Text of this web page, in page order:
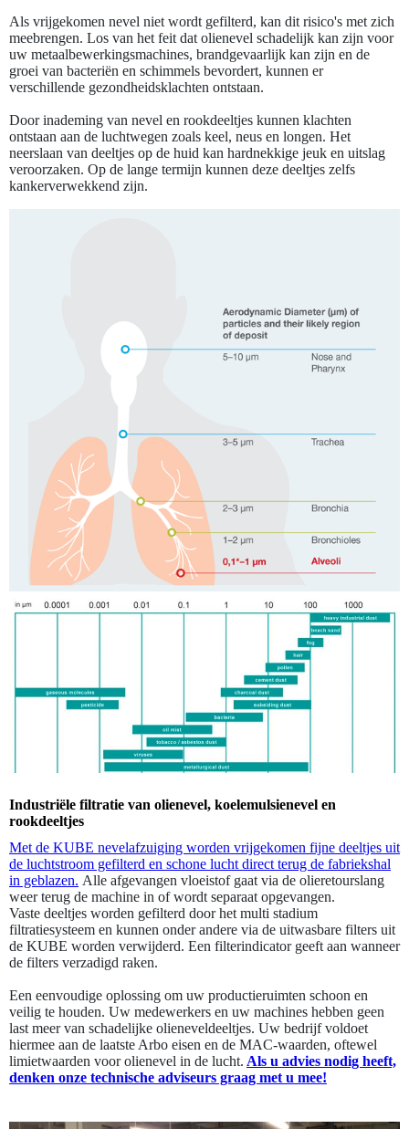
Als vrijgekomen nevel niet wordt gefilterd, kan dit risico's met zich
meebrengen. Los van het feit dat olienevel schadelijk kan zijn voor
uw metaalbewerkingsmachines, brandgevaarlijk kan zijn en de
groei van bacteriën en schimmels bevordert, kunnen er
verschillende gezondheidsklachten ontstaan.
Door inademing van nevel en rookdeeltjes kunnen klachten
ontstaan aan de luchtwegen zoals keel, neus en longen. Het
neerslaan van deeltjes op de huid kan hardnekkige jeuk en uitslag
veroorzaken. Op de lange termijn kunnen deze deeltjes zelfs
kankerverwekkend zijn.
Industriële filtratie van olienevel, koelemulsienevel en
rookdeeltjes
Met de KUBE nevelafzuiging worden vrijgekomen fijne deeltjes uit
de luchtstroom gefilterd en schone lucht direct terug de fabriekshal
in geblazen. Alle afgevangen vloeistof gaat via de olieretourslang
weer terug de machine in of wordt separaat opgevangen.
Vaste deeltjes worden gefilterd door het multi stadium
filtratiesysteem en kunnen onder andere via de uitwasbare filters uit
de KUBE worden verwijderd. Een filterindicator geeft aan wanneer
de filters verzadigd raken.
Een eenvoudige oplossing om uw productieruimten schoon en
veilig te houden. Uw medewerkers en uw machines hebben geen
last meer van schadelijke olieneveldeeltjes. Uw bedrijf voldoet
hiermee aan de laatste Arbo eisen en de MAC-waarden, oftewel
limietwaarden voor olienevel in de lucht. Als u advies nodig heeft,
denken onze technische adviseurs graag met u mee!